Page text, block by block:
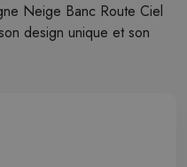
Neige Banc Route Ciel
design unique et son